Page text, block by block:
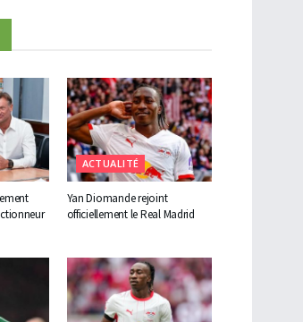
ACTUALITÉ
Yan Diomande rejoint
officiellement le Real Madrid